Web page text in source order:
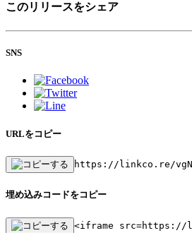
このリリースをシェア
SNS
URLをコピー
https://linkco.re/
埋め込みコードをコピー
<iframe src=https://